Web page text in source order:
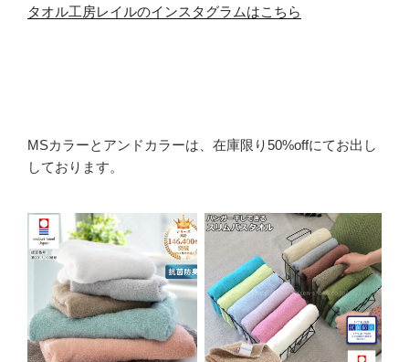
タオル工房レイルのインスタグラムはこちら
MSカラーとアンドカラーは、在庫限り50%offにてお出し
しております。